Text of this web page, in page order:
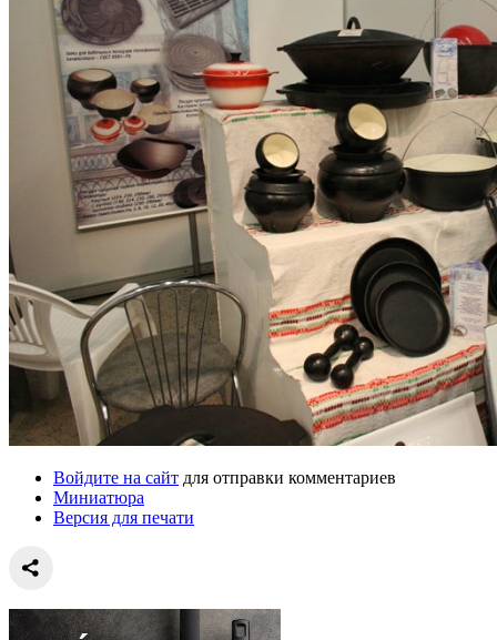
Войдите на сайт для отправки комментариев
Миниатюра
Версия для печати